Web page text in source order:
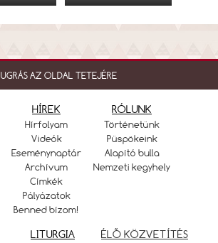
UGRÁS AZ OLDAL TETEJÉRE
HÍREK
Hírfolyam
Videók
Eseménynaptár
Archívum
Címkék
Pályázatok
Benned bízom!
RÓLUNK
Történetünk
Püspökeink
Alapító bulla
Nemzeti kegyhely
LITURGIA ÉLŐ KÖZVETÍTÉS